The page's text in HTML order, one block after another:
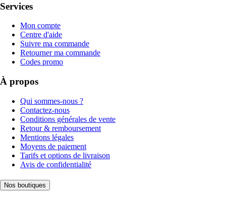
Services
Mon compte
Centre d'aide
Suivre ma commande
Retourner ma commande
Codes promo
À propos
Qui sommes-nous ?
Contactez-nous
Conditions générales de vente
Retour & remboursement
Mentions légales
Moyens de paiement
Tarifs et options de livraison
Avis de confidentialité
Nos boutiques